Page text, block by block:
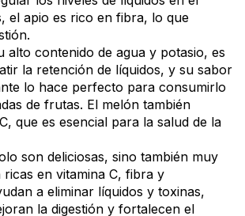
el apio es rico en fibra, lo que
alto contenido de agua y potasio, es
la retención de líquidos, y su sabor
lo hace perfecto para consumirlo
de frutas. El melón también
que es esencial para la salud de la
son deliciosas, sino también muy
en vitamina C, fibra y
a eliminar líquidos y toxinas,
la digestión y fortalecen el